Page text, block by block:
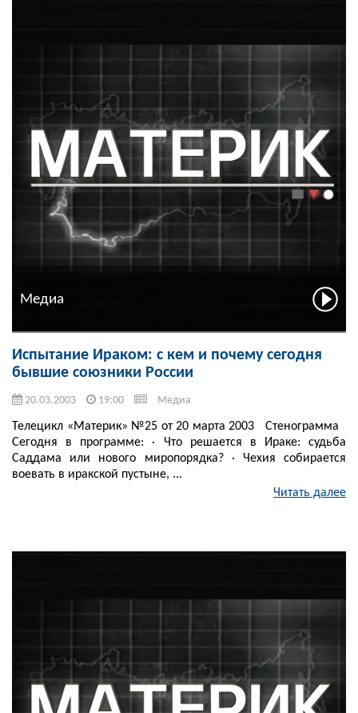
Медиа
Испытание Ираком: с кем и почему сегодня
бывшие союзники России
20.03.2003 19:00 Медиа
Телецикл «Материк» №25 от 20 марта 2003 Стенограмма
Сегодня в программе: · Что решается в Ираке: судьба
Саддама или нового миропорядка? · Чехия собирается
воевать в иракской пустыне, ...
Читать далее